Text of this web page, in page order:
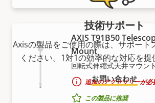
AXIS T91B50
Mount
回転式伸縮式天井マウント
追加のアクセサリーが必
この製品に推奨
技術サポート
Axisの製品をご使用の際は、サポート
ください。1対1の効率的な対応を提
お問い合わせ